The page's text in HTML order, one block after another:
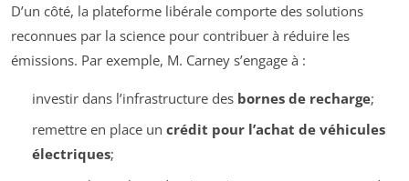
D’un côté, la plateforme libérale comporte des solutions
reconnues par la science pour contribuer à réduire les
émissions. Par exemple, M. Carney s’engage à :
investir dans l’infrastructure des bornes de recharge;
remettre en place un crédit pour l’achat de véhicules
électriques;